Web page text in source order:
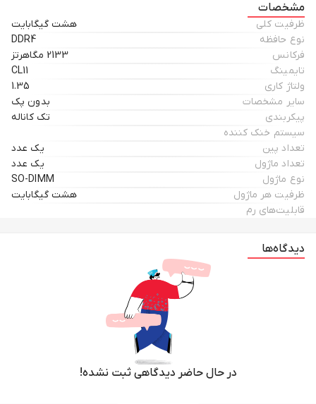
مشخصات
ظرفیت کلی
هشت گیگابایت
نوع حافظه
DDR4
فرکانس
2133 مگاهرتز
تایمینگ
CL11
ولتاژ کاری
1.35
سایر مشخصات
بدون پک
پیکربندی
تک کاناله
سیستم خنک کننده
تعداد پین
یک عدد
تعداد ماژول
یک عدد
نوع ماژول
SO-DIMM
ظرفیت هر ماژول
هشت گیگابایت
قابلیت‌های رم
دیدگاه‌ها
در حال حاضر دیدگاهی ثبت نشده!